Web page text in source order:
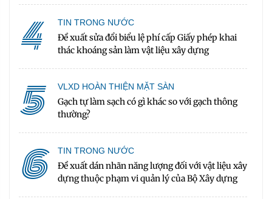
4 TIN TRONG NƯỚC
Đề xuất sửa đổi biểu lệ phí cấp Giấy phép khai
thác khoáng sản làm vật liệu xây dựng
5 VLXD HOÀN THIỆN MẶT SÀN
Gạch tự làm sạch có gì khác so với gạch thông
thường?
6 TIN TRONG NƯỚC
Đề xuất dán nhãn năng lượng đối với vật liệu xây
dựng thuộc phạm vi quản lý của Bộ Xây dựng